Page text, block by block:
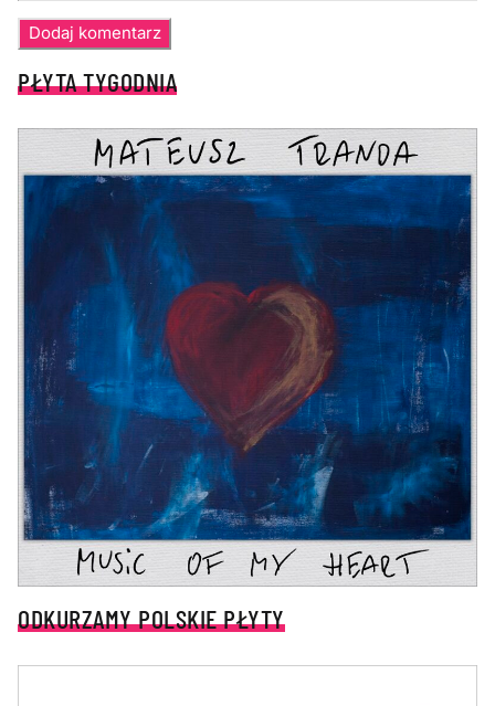
PŁYTA TYGODNIA
ODKURZAMY POLSKIE PŁYTY